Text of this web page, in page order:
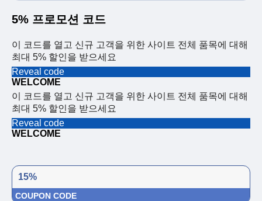
5% 프로모션 코드
이 코드를 열고 신규 고객을 위한 사이트 전체 품목에 대해
최대 5% 할인을 받으세요
Reveal code
WELCOME
이 코드를 열고 신규 고객을 위한 사이트 전체 품목에 대해
최대 5% 할인을 받으세요
Reveal code
WELCOME
15%
COUPON CODE